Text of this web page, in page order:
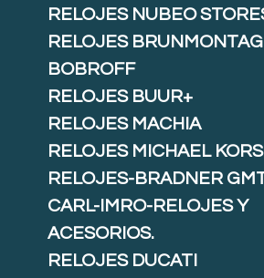
RELOJES NUBEO
RELOJES
BOBROFF
RELOJES BUUR+
RELOJES MACHIA
RELOJES MICHAEL KORS
RELOJES-BRADNER
CARL-IMRO-RELOJES Y
ACESORIOS.
RELOJES DUCATI